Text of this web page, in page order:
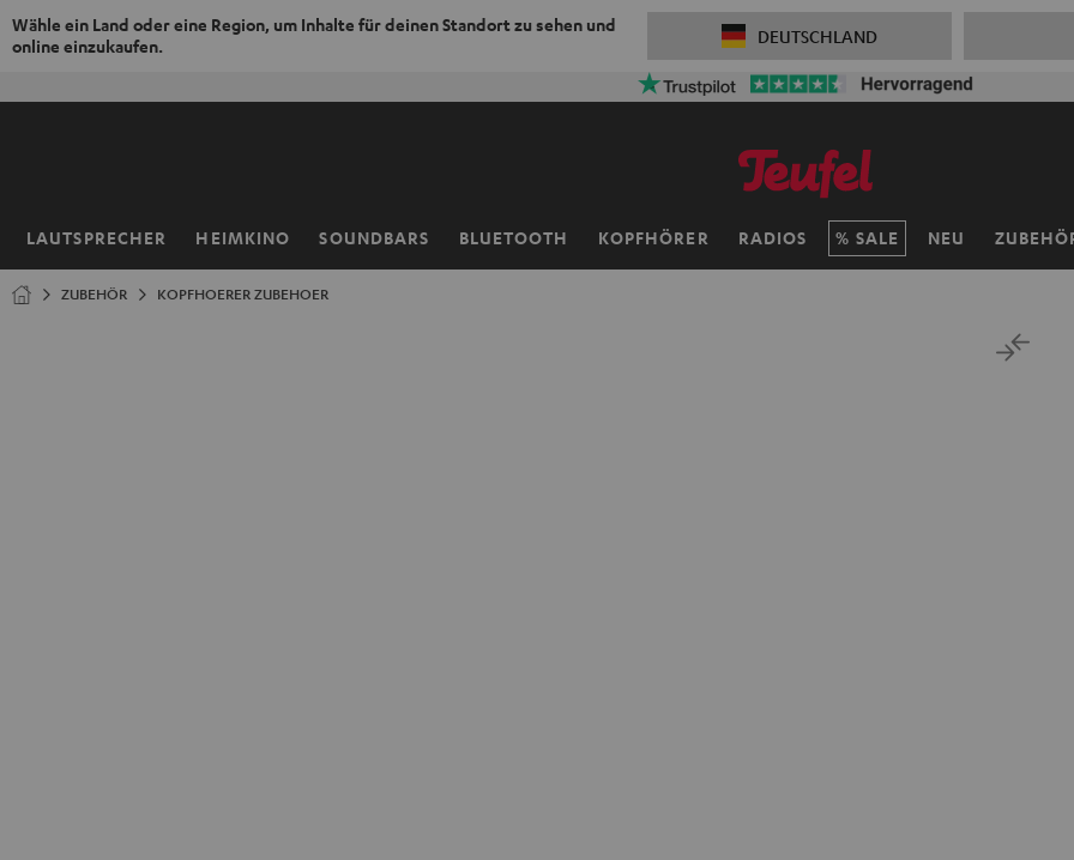
Wähle ein Land oder eine Region, um Inhalte für deinen Standort zu sehen und
online einzukaufen.
DEUTSCHLAND
LAUTSPRECHER HEIMKINO SOUNDBARS BLUETOOTH KOPFHÖRER RADIOS SALE NEU
Startseite
ZUBEHÖR KOPFHOERER ZUBEHOER